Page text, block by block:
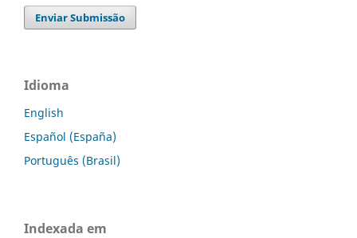
Enviar Submissão
Idioma
English
Español (España)
Português (Brasil)
Indexada em